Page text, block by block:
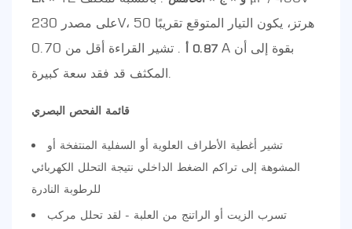
على مصدر 230V، 50 هرتز، يكون التيار المتوقع تقريبًا
0.87 أ
. تشير القراءة أقل من 0.70 A بقوة إلى أن
المكثف قد فقد سعة كبيرة.
قائمة الفحص البصري
تشير أغطية الأطراف العلوية أو السفلية المنتفخة أو
المشوهة إلى تراكم الضغط الداخلي نتيجة التحلل الكهربائي
للرطوبة النادرة
تسرب الزيت أو الراتنج من العلبة - لقد تحلل مركب